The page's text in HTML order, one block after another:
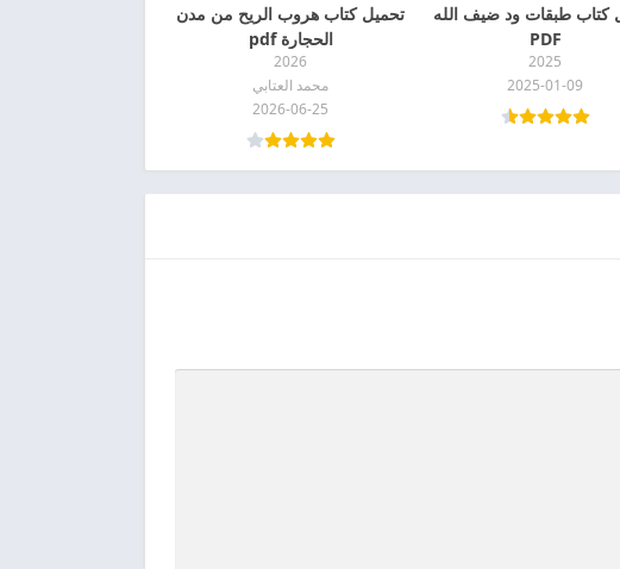
كتاب طبقات ود ضيف الله
PDF
2025
2025-01-09
تحميل كتاب هروب الريح من مدن
الحجارة pdf
2026
محمد العتابي
2026-06-25